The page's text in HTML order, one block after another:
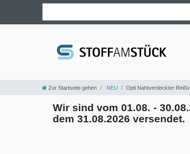
Zur Startseite gehen NEU Opti Nahtverdeckter
Wir sind vom 01.08. -
dem 31.08.2026 versendet.